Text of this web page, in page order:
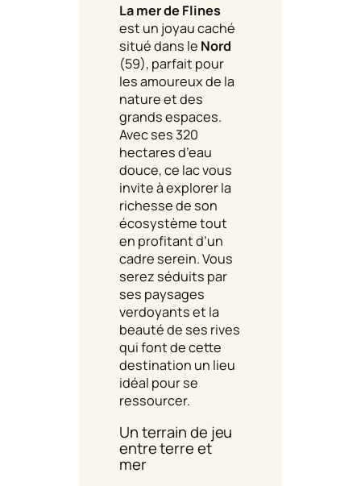
La mer de Flines
est un joyau caché
situé dans le Nord
(59), parfait pour
les amoureux de la
nature et des
grands espaces.
Avec ses 320
hectares d’eau
douce, ce lac vous
invite à explorer la
richesse de son
écosystème tout
en profitant d’un
cadre serein. Vous
serez séduits par
ses paysages
verdoyants et la
beauté de ses rives
qui font de cette
destination un lieu
idéal pour se
ressourcer.
Un terrain de jeu
entre terre et
mer